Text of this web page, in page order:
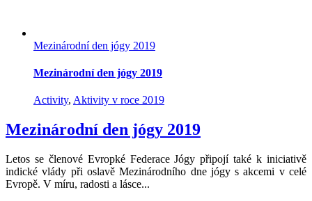
Mezinárodní den jógy 2019
Mezinárodní den jógy 2019
Activity, Aktivity v roce 2019
Mezinárodní den jógy 2019
Letos se členové Evropké Federace Jógy připojí také k iniciativě
indické vlády při oslavě Mezinárodního dne jógy s akcemi v celé
Evropě. V míru, radosti a lásce...